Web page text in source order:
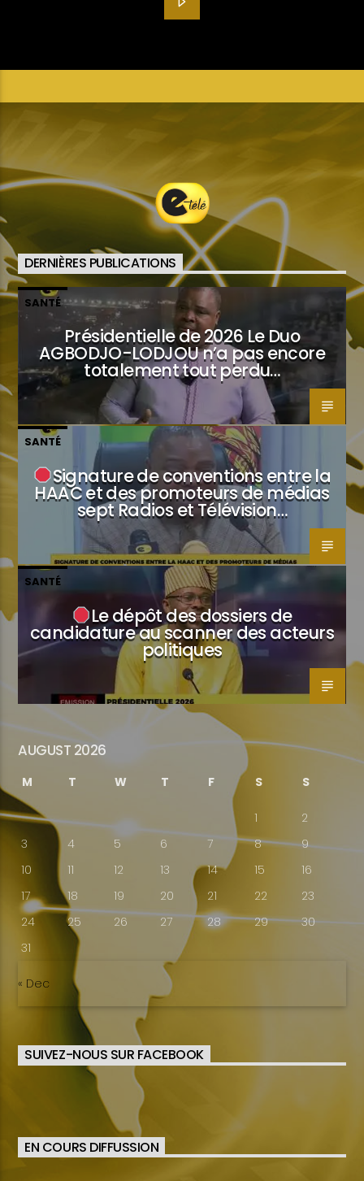
DERNIÈRES PUBLICATIONS
SANTÉ
Présidentielle de 2026 Le Duo
AGBODJO-LODJOU n’a pas encore
totalement tout perdu…
SANTÉ
Signature de conventions entre la
HAAC et des promoteurs de médias
sept Radios et Télévision…
SANTÉ
Le dépôt des dossiers de
candidature au scanner des acteurs
politiques
AUGUST 2026
M T W T F S S
1
2
3
4 5 6 7 8
9
10
11 12 13 14 15
16
17
18 19 20 21 22
23
24
25 26 27 28 29
30
31
« Dec
SUIVEZ-NOUS SUR FACEBOOK
EN COURS DIFFUSSION